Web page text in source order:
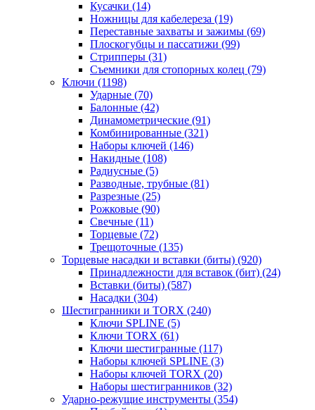
Кусачки (14)
Ножницы для кабелереза (19)
Переставные захваты и зажимы (69)
Плоскогубцы и пассатижи (99)
Стрипперы (31)
Съемники для стопорных колец (79)
Ключи (1198)
Ударные (70)
Балонные (42)
Динамометрические (91)
Комбинированные (321)
Наборы ключей (146)
Накидные (108)
Радиусные (5)
Разводные, трубные (81)
Разрезные (25)
Рожковые (90)
Свечные (11)
Торцевые (72)
Трещоточные (135)
Торцевые насадки и вставки (биты) (920)
Принадлежности для вставок (бит) (24)
Вставки (биты) (587)
Насадки (304)
Шестигранники и TORX (240)
Ключи SPLINE (5)
Ключи TORX (61)
Ключи шестигранные (117)
Наборы ключей SPLINE (3)
Наборы ключей TORX (20)
Наборы шестигранников (32)
Ударно-режущие инструменты (354)